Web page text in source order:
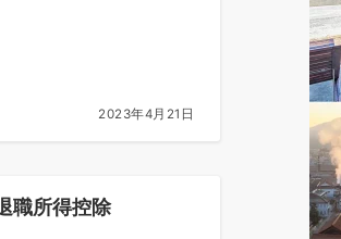
2023年4月21日
職所得控除